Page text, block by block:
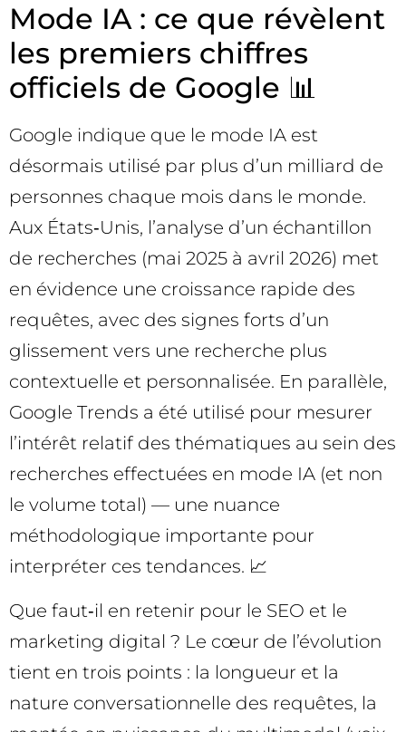
Mode IA : ce que révèlent
les premiers chiffres
officiels de Google 📊
Google indique que le mode IA est
désormais utilisé par plus d’un milliard de
personnes chaque mois dans le monde.
Aux États‑Unis, l’analyse d’un échantillon
de recherches (mai 2025 à avril 2026) met
en évidence une croissance rapide des
requêtes, avec des signes forts d’un
glissement vers une recherche plus
contextuelle et personnalisée. En parallèle,
Google Trends a été utilisé pour mesurer
l’intérêt relatif des thématiques au sein des
recherches effectuées en mode IA (et non
le volume total) — une nuance
méthodologique importante pour
interpréter ces tendances. 📈
Que faut‑il en retenir pour le SEO et le
marketing digital ? Le cœur de l’évolution
tient en trois points : la longueur et la
nature conversationnelle des requêtes, la